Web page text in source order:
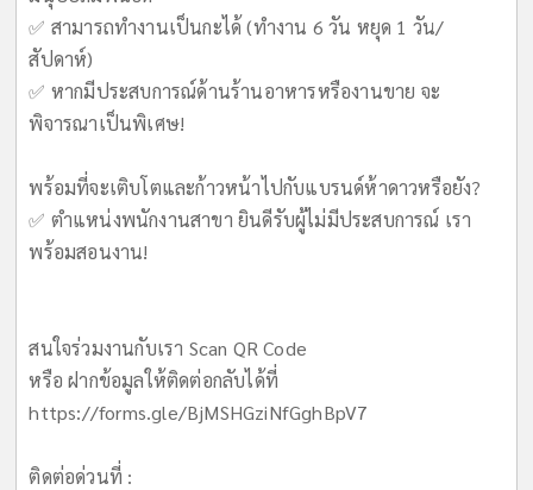
✅ สามารถทำงานเป็นกะได้ (ทำงาน 6 วัน หยุด 1 วัน/
สัปดาห์)
✅ หากมีประสบการณ์ด้านร้านอาหารหรืองานขาย จะ
พิจารณาเป็นพิเศษ!
พร้อมที่จะเติบโตและก้าวหน้าไปกับแบรนด์ห้าดาวหรือยัง?
✅ ตำแหน่งพนักงานสาขา ยินดีรับผู้ไม่มีประสบการณ์ เรา
พร้อมสอนงาน!
สนใจร่วมงานกับเรา Scan QR Code
หรือ ฝากข้อมูลให้ติดต่อกลับได้ที่
https://forms.gle/BjMSHGziNfGghBpV7
ติดต่อด่วนที่ :